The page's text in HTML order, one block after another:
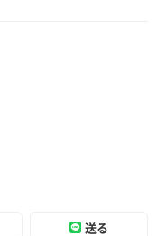
送る